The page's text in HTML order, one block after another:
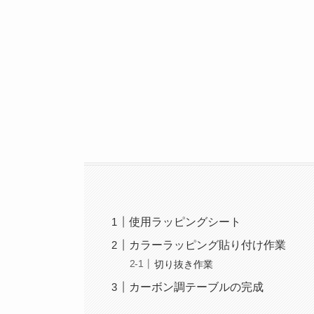
使用ラッピングシート
カラーラッピング貼り付け作業
切り抜き作業
カーボン調テーブルの完成